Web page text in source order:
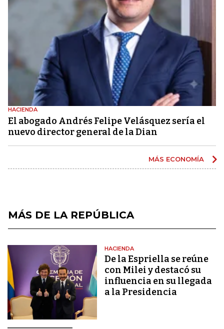
HACIENDA
El abogado Andrés Felipe Velásquez sería el
nuevo director general de la Dian
MÁS ECONOMÍA
MÁS DE LA REPÚBLICA
HACIENDA
De la Espriella se reúne
con Milei y destacó su
influencia en su llegada
a la Presidencia